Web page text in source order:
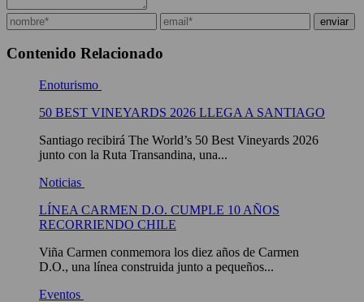
Contenido Relacionado
Enoturismo
50 BEST VINEYARDS 2026 LLEGA A SANTIAGO
Santiago recibirá The World’s 50 Best Vineyards 2026
junto con la Ruta Transandina, una...
Noticias
LÍNEA CARMEN D.O. CUMPLE 10 AÑOS
RECORRIENDO CHILE
Viña Carmen conmemora los diez años de Carmen
D.O., una línea construida junto a pequeños...
Eventos